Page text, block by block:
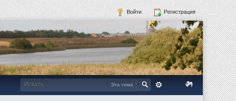
Войти Регистрация
Эта тема